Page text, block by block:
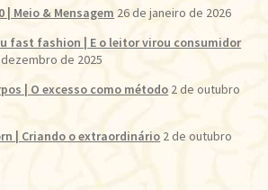
| Meio & Mensagem 26 de janeiro de 2026
fast fashion | E o leitor virou consumidor
de 2025
| O excesso como método 2 de outubro
| Criando o extraordinário 2 de outubro